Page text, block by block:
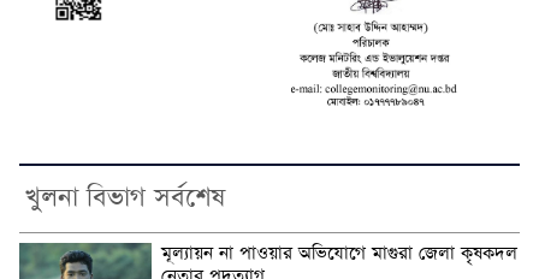
খুলনা বিভাগ সর্বশেষ
মূল্যায়ন না পাওয়ার অভিযোগে মাগুরা জেলা কৃষকদল